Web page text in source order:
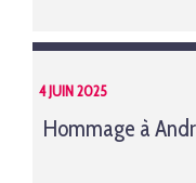
4 JUIN 2025
Hommage à